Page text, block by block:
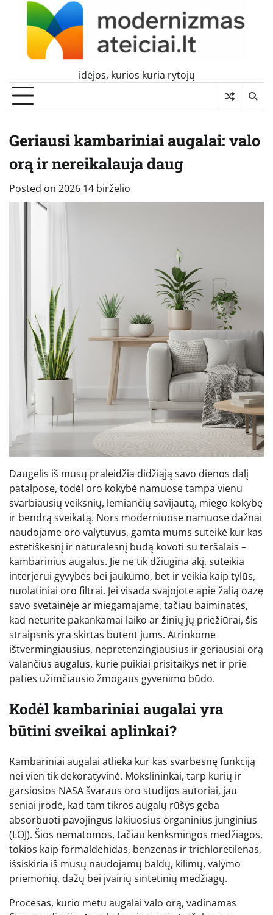
content
idėjos, kurios kuria rytojų
Geriausi kambariniai augalai: valo
orą ir nereikalauja daug
Posted on 2026 14 birželio
Daugelis iš mūsų praleidžia didžiąją savo dienos dalį
patalpose, todėl oro kokybė namuose tampa vienu
svarbiausių veiksnių, lemiančių savijautą, miego kokybę
ir bendrą sveikatą. Nors moderniuose namuose dažnai
naudojame oro valytuvus, gamta mums suteikė kur kas
estetiškesnį ir natūralesnį būdą kovoti su teršalais –
kambarinius augalus. Jie ne tik džiugina akį, suteikia
interjerui gyvybės bei jaukumo, bet ir veikia kaip tylūs,
nuolatiniai oro filtrai. Jei visada svajojote apie žalią oazę
savo svetainėje ar miegamajame, tačiau baiminatės,
kad neturite pakankamai laiko ar žinių jų priežiūrai, šis
straipsnis yra skirtas būtent jums. Atrinkome
ištvermingiausius, nepretenzingiausius ir geriausiai orą
valančius augalus, kurie puikiai prisitaikys net ir prie
paties užimčiausio žmogaus gyvenimo būdo.
Kodėl kambariniai augalai yra
būtini sveikai aplinkai?
Kambariniai augalai atlieka kur kas svarbesnę funkciją
nei vien tik dekoratyvinė. Mokslininkai, tarp kurių ir
garsiosios NASA švaraus oro studijos autoriai, jau
seniai įrodė, kad tam tikros augalų rūšys geba
absorbuoti pavojingus lakiuosius organinius junginius
(LOJ). Šios nematomos, tačiau kenksmingos medžiagos,
tokios kaip formaldehidas, benzenas ir trichloretilenas,
išsiskiria iš mūsų naudojamų baldų, kilimų, valymo
priemonių, dažų bei įvairių sintetinių medžiagų.
Procesas, kurio metu augalai valo orą, vadinamas